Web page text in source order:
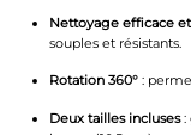
Nettoyage efficace
souples et résistants.
Rotation 360°:
Deux tailles incluses: